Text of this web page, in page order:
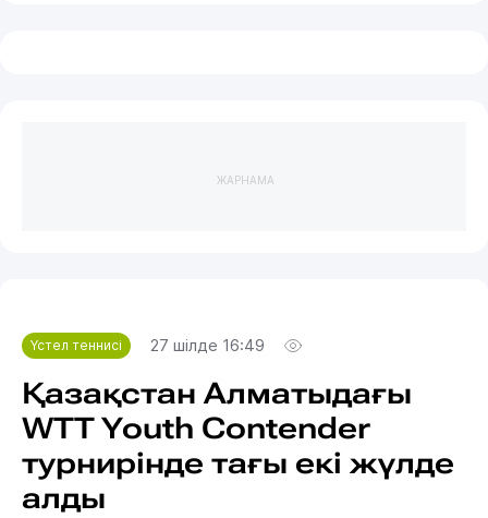
ЖАРНАМА
Үстел теннисі 27 шілде 16:49
Қазақстан Алматыдағы
WTT Youth Contender
турнирінде тағы екі жүлде
алды